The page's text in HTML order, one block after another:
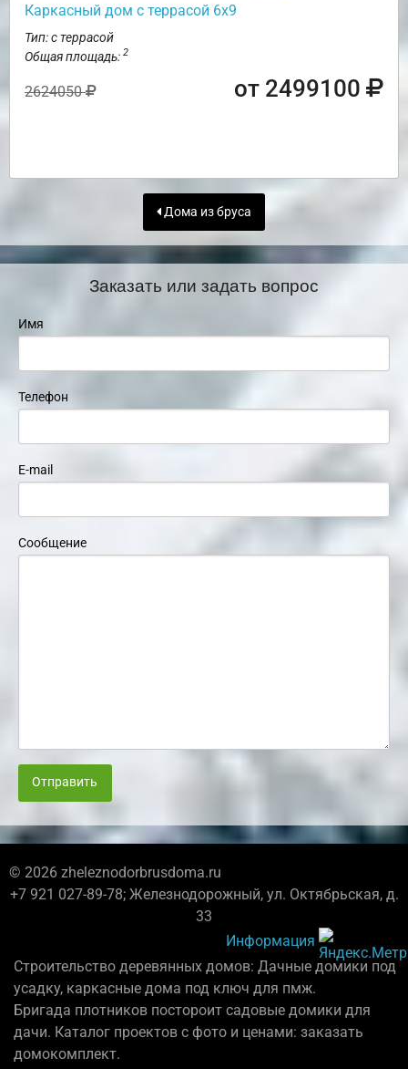
Каркасный дом с террасой 6х9
Тип: с террасой
Общая площадь: 2
2624050 от 2499100
Дома из бруса
Заказать или задать вопрос
Имя
Телефон
E-mail
Сообщение
Отправить
© 2026 zheleznodorbrusdoma.ru
+7 921 027-89-78; Железнодорожный, ул. Октябрьская, д.
33
Информация
Строительство деревянных домов: Дачные домики под
усадку, каркасные дома под ключ для пмж.
Бригада плотников постороит садовые домики для
дачи. Каталог проектов с фото и ценами: заказать
домокомплект.